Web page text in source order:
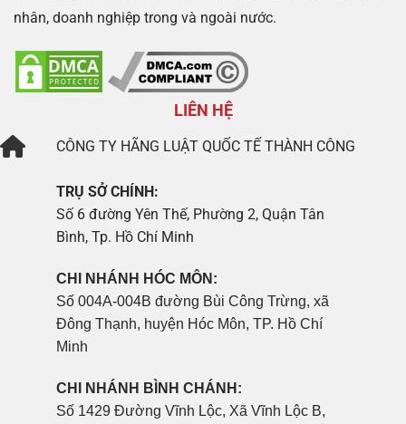
nhân, doanh nghiệp trong và ngoài nước.
LIÊN HỆ
CÔNG TY HÃNG LUẬT QUỐC TẾ THÀNH CÔNG
TRỤ SỞ CHÍNH:
Số 6 đường Yên Thế, Phường 2, Quận Tân
Bình, Tp. Hồ Chí Minh
CHI NHÁNH HÓC MÔN:
Số 004A-004B đường Bùi Công Trừng, xã
Đông Thạnh, huyện Hóc Môn, TP. Hồ Chí
Minh
CHI NHÁNH BÌNH CHÁNH:
Số 1429 Đường Vĩnh Lộc, Xã Vĩnh Lộc B,